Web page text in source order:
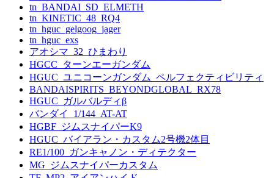
tn_BANDAI_SD_ELMETH
tn_KINETIC_48_RQ4
tn_hguc_gelgoog_jager
tn_hguc_exs
アオシマ_32_ひまわり
HGCC_ターンエーガンダム
HGUC_ユニコーンガンダム_ペルフェクティビリティ
BANDAISPIRITS_BEYONDGLOBAL_RX78
HGUC_ガルバルディβ
バンダイ_1/144_AT-AT
HGBF_ジムスナイパーK9
HGUC_バイアラン・カスタム2号機2体目
RE1/100_ガンキャノン・ディテクター
MG_ジムスナイパーカスタム